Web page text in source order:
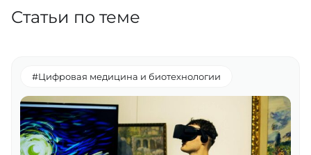
Статьи по теме
#Цифровая медицина и биотехнологии